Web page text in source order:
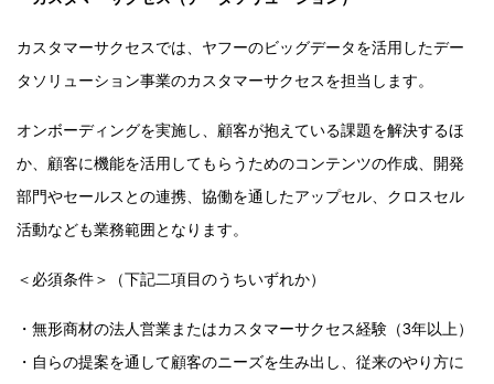
カスタマーサクセスでは、ヤフーのビッグデータを活用したデー
タソリューション事業のカスタマーサクセスを担当します。
オンボーディングを実施し、顧客が抱えている課題を解決するほ
か、顧客に機能を活用してもらうためのコンテンツの作成、開発
部門やセールスとの連携、協働を通したアップセル、クロスセル
活動なども業務範囲となります。
＜必須条件＞（下記二項目のうちいずれか）
・無形商材の法人営業またはカスタマーサクセス経験（3年以上）
・自らの提案を通して顧客のニーズを生み出し、従来のやり方に